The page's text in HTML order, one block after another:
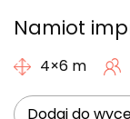
Namiot
4×6 m
Dodaj do